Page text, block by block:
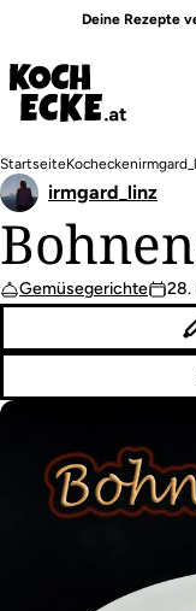
Inhalt
Deine Rezepte
StartseiteKochecken
Gemüsegerichte 28.
irmgard_linz